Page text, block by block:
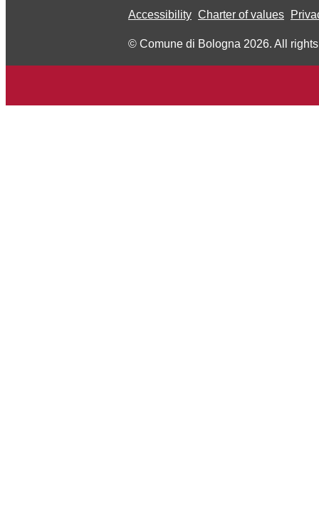
Accessibility Charter of values
© Comune di Bologna 2026. All